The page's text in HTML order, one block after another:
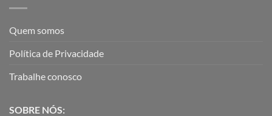
Quem somos
Política de Privacidade
Trabalhe conosco
SOBRE NÓS: